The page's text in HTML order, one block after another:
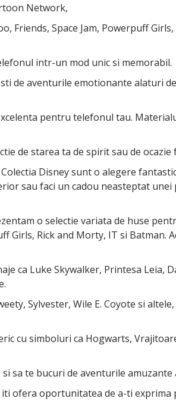
Network,
Friends, Space Jam, Powerpuff
intr-un mod unic si memorabil.
de aventurile emotionante alaturi
pentru telefonul tau.
de starea ta de spirit sau de
Disney sunt o alegere
sau faci un cadou neasteptat
o selectie variata de huse
Girls, Rick and Morty, IT si
ca Luke Skywalker, Printesa Leia,
Sylvester, Wile E. Coyote si
cu simboluri ca Hogwarts,
te bucuri de aventurile amuzante
ofera oportunitatea de a-ti